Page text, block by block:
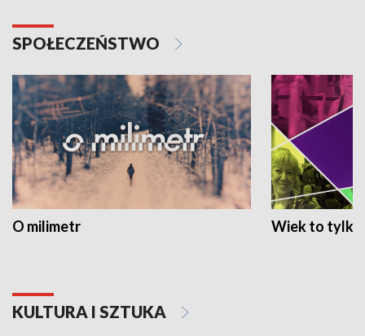
SPOŁECZEŃSTWO
O milimetr Wiek to tylko
KULTURA I SZTUKA